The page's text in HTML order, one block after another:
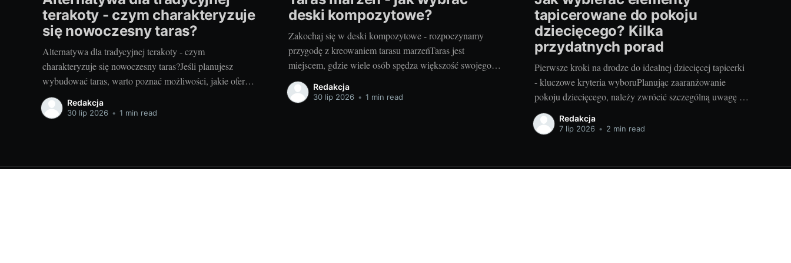
terakoty - czym charakteryzuje
się nowoczesny taras?
Alternatywa dla tradycyjnej terakoty - czym
charakteryzuje się nowoczesny taras?Jeśli planujesz
wybudować taras, warto poznać możliwości, jakie oferują
nowoczesne rozwiązania. Można przecież zdecydować
się na coś więcej niż tylko tradycyjną terakotę. Ale jak
Redakcja
30 lip 2026 • 1 min read
deski kompozytowe?
Zakochaj się w deski kompozytowe - rozpoczynamy
przygodę z kreowaniem tarasu marzeńTaras jest
miejscem, gdzie wiele osób spędza większość swojego
wolnego czasu, zwłaszcza w okresie wiosenno-letnim.
Zarówno letnie, słoneczne dni, jak i chłodniejsze,
Redakcja
30 lip 2026 • 1 min read
tapicerowane do pokoju
dziecięcego? Kilka
przydatnych porad
Pierwsze kroki na drodze do idealnej dziecięcej tapicerki
- kluczowe kryteria wyboruPlanując zaaranżowanie
pokoju dziecięcego, należy zwrócić szczególną uwagę na
wybór odpowiednich elementów tapicerowanych. Są one
nie tylko ważnym elementem stylistycznym, ale również
dla tworzenia przyjaznej przestrzeni dla
Redakcja
7 lip 2026 • 2 min read